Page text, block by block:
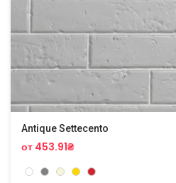
Antique Settecento
от 453.91₴